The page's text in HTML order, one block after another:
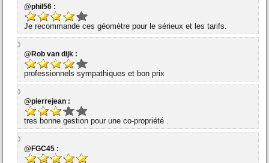
@phil56 :
Je recommande ces géomètre pour le sérieux et les tarifs.
@Rob van dijk :
professionnels sympathiques et bon prix
@pierrejean :
tres bonne gestion pour une co-propriété .
@FGC45 :